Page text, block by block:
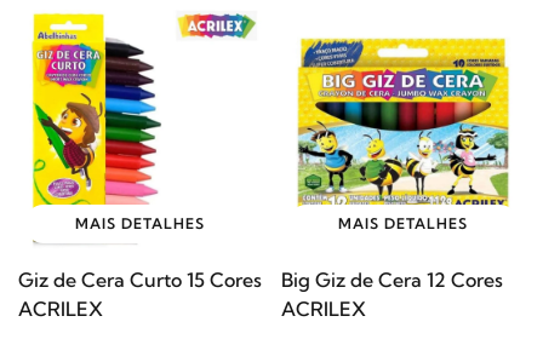
MAIS DETALHES
Giz de Cera Curto 15 Cores
ACRILEX
MAIS DETALHES
Big Giz de Cera 12 Cores
ACRILEX